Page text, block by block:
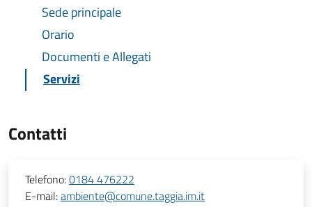
Sede principale
Orario
Documenti e Allegati
Servizi
Contatti
Telefono:0184 476222
E-mail:ambiente@comune.taggia.im.it